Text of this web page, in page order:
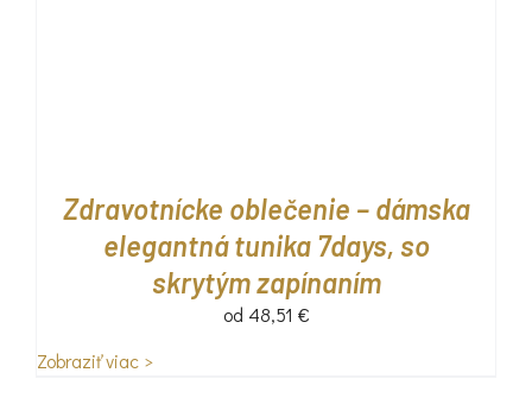
Zdravotnícke oblečenie – dámska
elegantná tunika 7days, so
skrytým zapínaním
od 48,51 €
Zobraziť viac >